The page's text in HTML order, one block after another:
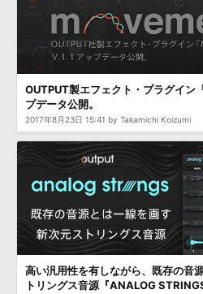
OUTPUT製エフェクト・プラグイン
プデータ公開。
2017年8月23日 15:41 by Takamichi Koizumi
高い汎用性を有しながら、既存の音
トリングス音源『ANALOG